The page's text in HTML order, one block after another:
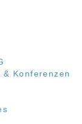
Konferenzen